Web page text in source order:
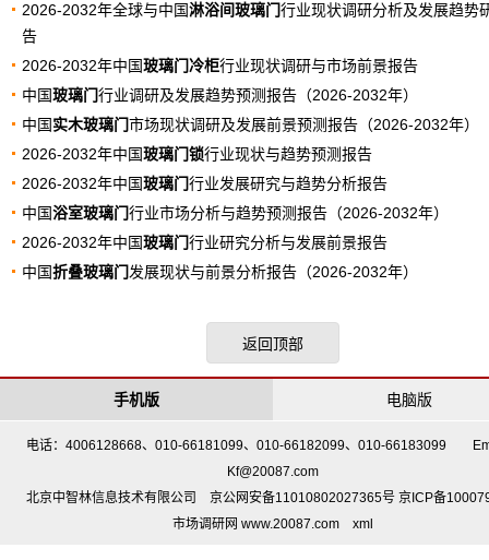
2026-2032年全球与中国淋浴间玻璃门行业现状调研分析及发展趋势
告
2026-2032年中国玻璃门冷柜行业现状调研与市场前景报告
中国玻璃门行业调研及发展趋势预测报告（2026-2032年）
中国实木玻璃门市场现状调研及发展前景预测报告（2026-2032年）
2026-2032年中国玻璃门锁行业现状与趋势预测报告
2026-2032年中国玻璃门行业发展研究与趋势分析报告
中国浴室玻璃门行业市场分析与趋势预测报告（2026-2032年）
2026-2032年中国玻璃门行业研究分析与发展前景报告
中国折叠玻璃门发展现状与前景分析报告（2026-2032年）
返回顶部
电脑版
手机版
电话：4006128668、010-66181099、010-66182099、010-66183099
Kf@20087.com
北京中智林信息技术有限公司 京公网安备11010802027365号 京ICP备
市场调研网 www.20087.com
xml